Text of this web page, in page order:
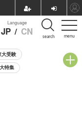
menu
Language
JP / CN search
大受験
特集